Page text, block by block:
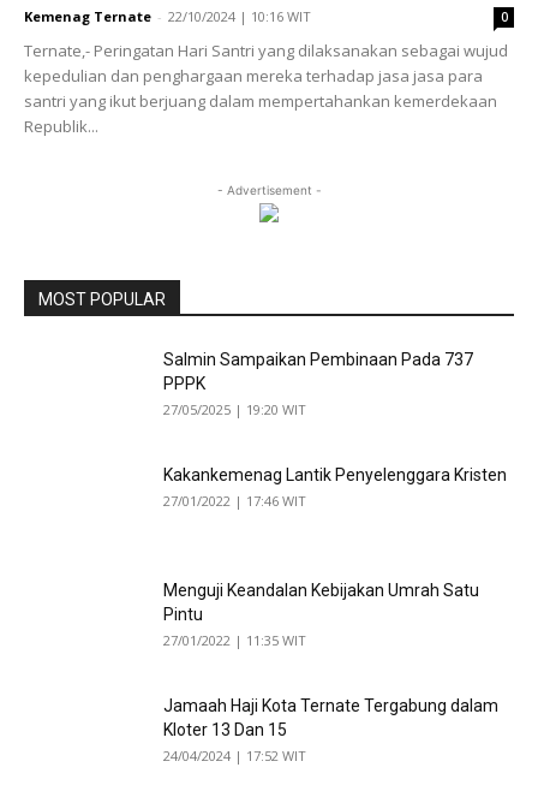
Kemenag Ternate - 22/10/2024 | 10:16 WIT 0
Ternate,- Peringatan Hari Santri yang dilaksanakan sebagai wujud
kepedulian dan penghargaan mereka terhadap jasa jasa para
santri yang ikut berjuang dalam mempertahankan kemerdekaan
Republik...
- Advertisement -
MOST POPULAR
Salmin Sampaikan Pembinaan Pada 737
PPPK
27/05/2025 | 19:20 WIT
Kakankemenag Lantik Penyelenggara Kristen
27/01/2022 | 17:46 WIT
Menguji Keandalan Kebijakan Umrah Satu
Pintu
27/01/2022 | 11:35 WIT
Jamaah Haji Kota Ternate Tergabung dalam
Kloter 13 Dan 15
24/04/2024 | 17:52 WIT